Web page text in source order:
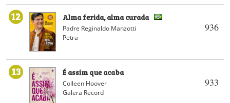
12
936
Alma ferida, alma curada
Padre Reginaldo Manzotti
Petra
13
933
É assim que acaba
Colleen Hoover
Galera Record